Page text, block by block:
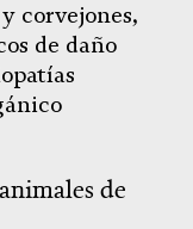
corvejones,
de daño
de